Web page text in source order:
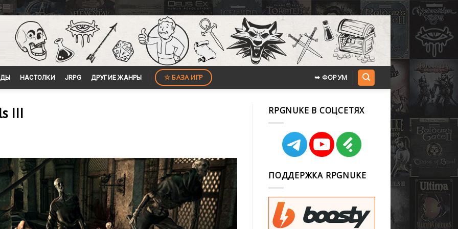
НАСТОЛКИ JRPG ДРУГИЕ ЖАНРЫ ☆ БАЗА ИГР ➥ ФОРУМ
III RPGNUKE В СОЦСЕТЯХ
ПОДДЕРЖКА RPGNUKE